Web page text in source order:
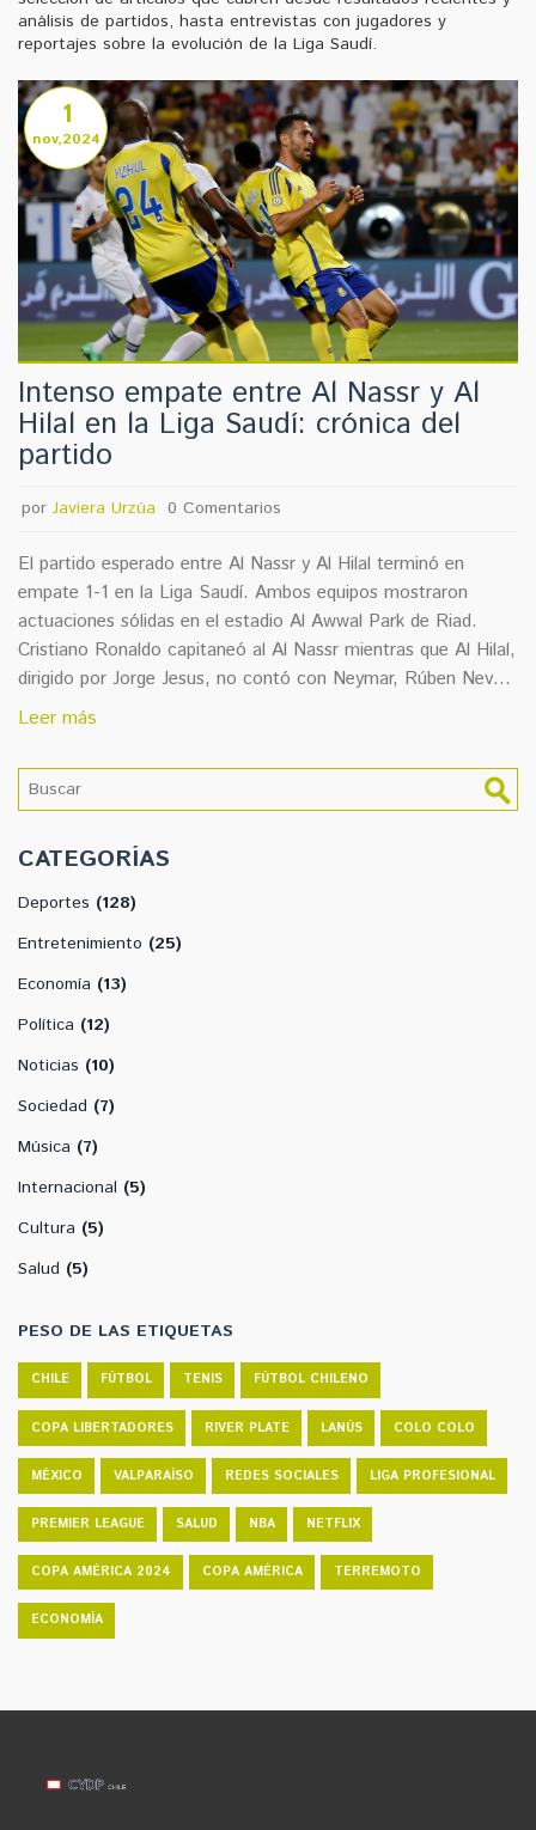
análisis de partidos, hasta entrevistas con jugadores y
reportajes sobre la evolución de la Liga Saudí.
1
nov,2024
Intenso empate entre Al Nassr y Al
Hilal en la Liga Saudí: crónica del
partido
por Javiera Urzúa 0 Comentarios
El partido esperado entre Al Nassr y Al Hilal terminó en
empate 1-1 en la Liga Saudí. Ambos equipos mostraron
actuaciones sólidas en el estadio Al Awwal Park de Riad.
Cristiano Ronaldo capitaneó al Al Nassr mientras que Al Hilal,
dirigido por Jorge Jesus, no contó con Neymar, Rúben Neves
ni Michael por lesiones. El resultado refleja la rivalidad
Leer más
CATEGORÍAS
Deportes (128)
Entretenimiento (25)
Economía (13)
Política (12)
Noticias (10)
Sociedad (7)
Música (7)
Internacional (5)
Cultura (5)
Salud (5)
PESO DE LAS ETIQUETAS
CHILE FÚTBOL TENIS FÚTBOL CHILENO
COPA LIBERTADORES RIVER PLATE LANÚS COLO COLO
MÉXICO VALPARAÍSO REDES SOCIALES LIGA PROFESIONAL
PREMIER LEAGUE SALUD NBA NETFLIX
COPA AMÉRICA 2024 COPA AMÉRICA TERREMOTO
ECONOMÍA